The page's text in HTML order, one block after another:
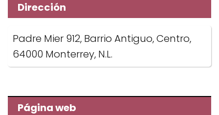
Dirección
Padre Mier 912, Barrio Antiguo, Centro,
64000 Monterrey, N.L.
Página web